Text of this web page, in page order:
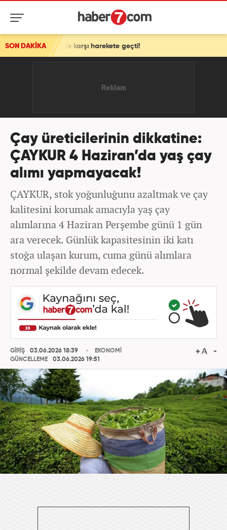
SON DAKİKA
karşı harekete geçti!
Çay üreticilerinin dikkatine:
ÇAYKUR 4 Haziran’da yaş çay
alımı yapmayacak!
ÇAYKUR, stok yoğunluğunu azaltmak ve çay
kalitesini korumak amacıyla yaş çay
alımlarına 4 Haziran Perşembe günü 1 gün
ara verecek. Günlük kapasitesinin iki katı
stoğa ulaşan kurum, cuma günü alımlara
normal şekilde devam edecek.
GİRİŞ
03.06.2026 18:39
GÜNCELLEME
03.06.2026 19:51
EKONOMİ